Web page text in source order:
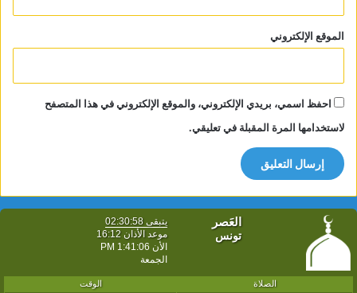
الموقع الإلكتروني
احفظ اسمي، بريدي الإلكتروني، والموقع الإلكتروني في هذا المتصفح
لاستخدامها المرة المقبلة في تعليقي.